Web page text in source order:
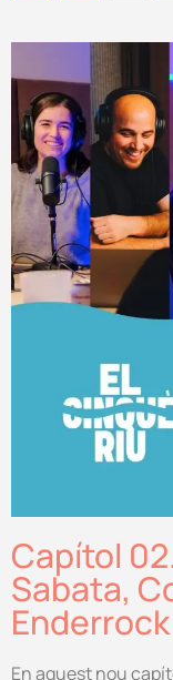
Capítol
Sabata,
Enderrock
En aquest nou